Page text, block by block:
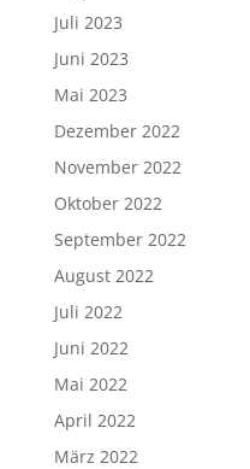
Juli 2023
Juni 2023
Mai 2023
Dezember 2022
November 2022
Oktober 2022
September 2022
August 2022
Juli 2022
Juni 2022
Mai 2022
April 2022
März 2022